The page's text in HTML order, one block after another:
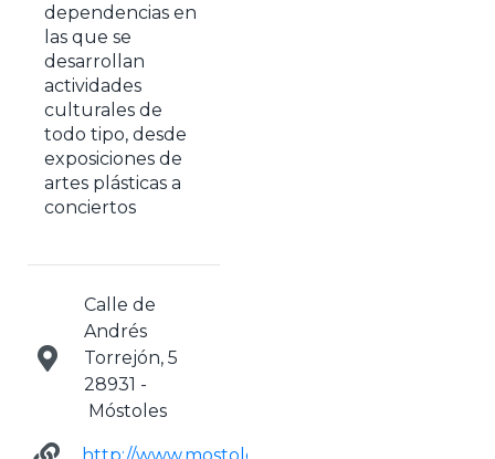
dependencias en
las que se
desarrollan
actividades
culturales de
todo tipo, desde
exposiciones de
artes plásticas a
conciertos
Calle de
Andrés
Torrejón, 5
28931 -
Móstoles